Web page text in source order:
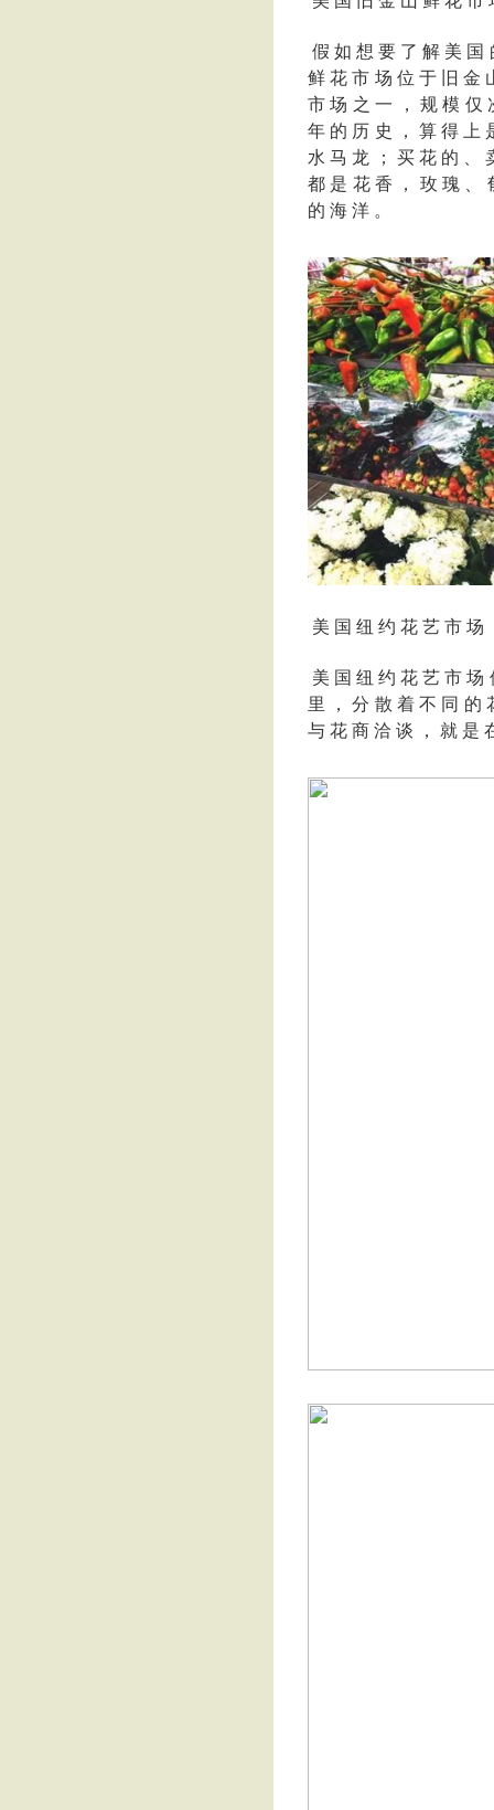
假 如 想 要 了 解 美 国
鲜 花 市 场 位 于 旧 金
市 场 之 一 ， 规 模 仅
年 的 历 史 ， 算 得 上
水 马 龙 ； 买 花 的 、
都 是 花 香 ， 玫 瑰
的 海 洋 。
美 国 纽 约 花 艺 市 场
美 国 纽 约 花 艺 市 场
里 ， 分 散 着 不 同 的
与 花 商 洽 谈 ， 就 是